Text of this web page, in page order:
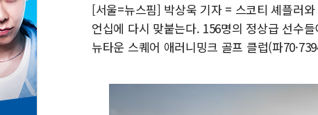
[서울=뉴스핌] 박상욱 기자 = 스코티 셰플러
언십에 다시 맞붙는다. 156명의 정상급 선수
뉴타운 스퀘어 애러니밍크 골프 클럽(파